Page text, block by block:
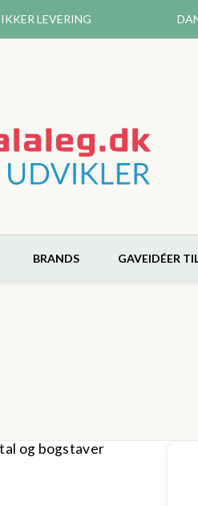
LEVERING
BRANDS GAVEIDÉER
og bogstaver